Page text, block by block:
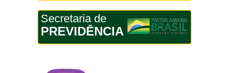
Secretaria de
PREVIDÊNCIA